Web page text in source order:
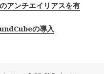
アンチエイリアスを有
の導入